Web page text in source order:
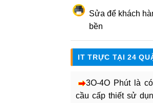
Sửa để khách
bền
IT TRỰC TẠI 24
3O-4O Phút là
cầu cấp thiết sử